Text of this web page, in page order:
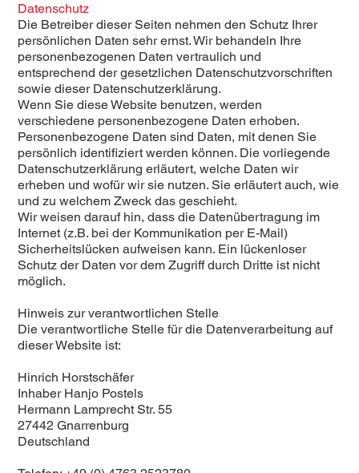
Datenschutz
Die Betreiber dieser Seiten nehmen den Schutz Ihrer
persönlichen Daten sehr ernst. Wir behandeln Ihre
personenbezogenen Daten vertraulich und
entsprechend der gesetzlichen Datenschutzvorschriften
sowie dieser Datenschutzerklärung.
Wenn Sie diese Website benutzen, werden
verschiedene personenbezogene Daten erhoben.
Personenbezogene Daten sind Daten, mit denen Sie
persönlich identifiziert werden können. Die vorliegende
Datenschutzerklärung erläutert, welche Daten wir
erheben und wofür wir sie nutzen. Sie erläutert auch, wie
und zu welchem Zweck das geschieht.
Wir weisen darauf hin, dass die Datenübertragung im
Internet (z.B. bei der Kommunikation per E-Mail)
Sicherheitslücken aufweisen kann. Ein lückenloser
Schutz der Daten vor dem Zugriff durch Dritte ist nicht
möglich.
Hinweis zur verantwortlichen Stelle
Die verantwortliche Stelle für die Datenverarbeitung auf
dieser Website ist:
Hinrich Horstschäfer
Inhaber Hanjo Postels
Hermann Lamprecht Str. 55
27442 Gnarrenburg
Deutschland